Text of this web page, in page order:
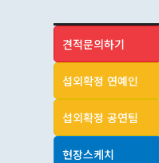
견적문의하기
섭외확정 연예인
섭외확정 공연팀
현장스케치